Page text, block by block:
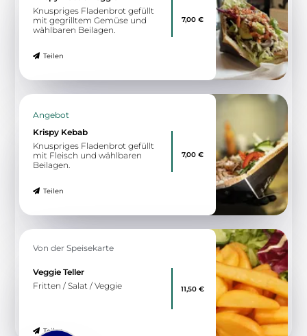
Knuspriges Fladenbrot gefüllt
mit gegrilltem Gemüse und
wählbaren Beilagen.
Teilen
7,00 €
Angebot
Krispy Kebab
Knuspriges Fladenbrot gefüllt
mit Fleisch und wählbaren
Beilagen.
Teilen
7,00 €
Von der Speisekarte
Veggie Teller
Fritten / Salat / Veggie
Teilen
11,50 €